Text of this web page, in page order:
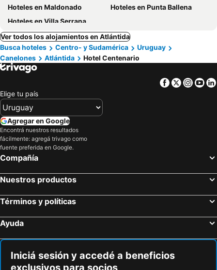
Hoteles en Maldonado
Hoteles en Punta Ballena
Hoteles en Villa Serrana
Ver todos los alojamientos en Atlántida
Busca hoteles
Centro- y Sudamérica
Uruguay
Canelones
Atlántida Hotel Centenario
Facebook
Twitter
Elige tu país
Agregar en Google
Encontrá nuestros resultados
fácilmente: agregá trivago como
fuente preferida en Google.
Compañía
Nuestros productos
Términos y políticas
Ayuda
Iniciá sesión y accedé a beneficios